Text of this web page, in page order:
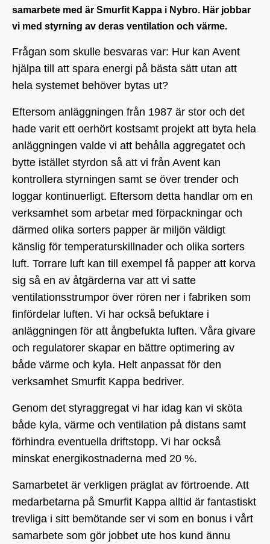
samarbete med är Smurfit Kappa i Nybro. Här jobbar
vi med styrning av deras ventilation och värme.
Frågan som skulle besvaras var: Hur kan Avent
hjälpa till att spara energi på bästa sätt utan att
hela systemet behöver bytas ut?
Eftersom anläggningen från 1987 är stor och det
hade varit ett oerhört kostsamt projekt att byta hela
anläggningen valde vi att behålla aggregatet och
bytte istället styrdon så att vi från Avent kan
kontrollera styrningen samt se över trender och
loggar kontinuerligt. Eftersom detta handlar om en
verksamhet som arbetar med förpackningar och
därmed olika sorters papper är miljön väldigt
känslig för temperaturskillnader och olika sorters
luft. Torrare luft kan till exempel få papper att korva
sig så en av åtgärderna var att vi satte
ventilationsstrumpor över rören ner i fabriken som
finfördelar luften. Vi har också befuktare i
anläggningen för att ångbefukta luften. Våra givare
och regulatorer skapar en bättre optimering av
både värme och kyla. Helt anpassat för den
verksamhet Smurfit Kappa bedriver.
Genom det styraggregat vi har idag kan vi sköta
både kyla, värme och ventilation på distans samt
förhindra eventuella driftstopp. Vi har också
minskat energikostnaderna med 20 %.
Samarbetet är verkligen präglat av förtroende. Att
medarbetarna på Smurfit Kappa alltid är fantastiskt
trevliga i sitt bemötande ser vi som en bonus i vårt
samarbete som gör jobbet ute hos kund ännu